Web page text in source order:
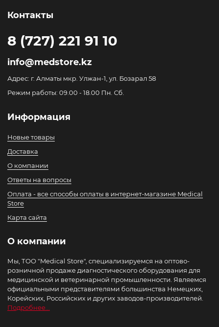
Контакты
8 (727) 221 91 10
info@medstore.kz
Адрес: г. Алматы мкр. Улжан-1, ул. Бозарал 58
Режим работы: 09.00 - 18.00 Пн. Сб.
Информация
Новые товары
Доставка
О компании
Ответы на вопросы
Оплата - все способы оплаты в интернет-магазине Medical
Store
Карта сайта
О компании
Мы, ТОО "Medical Store", специализируемся на оптово-
розничной продаже диагностического оборудования для
медицинской и ветеринарной промышленности. Являемся
официальными представителями большинства Немецких,
Корейских, Российских и других заводов-производителей.
Подробнее...